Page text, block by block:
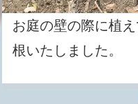
お庭の壁の際に植
根いたしました。